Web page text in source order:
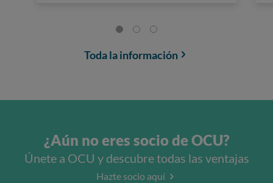
Toda la información
¿Aún no eres socio de OCU?
Únete a OCU y descubre todas las ventajas
Hazte socio aquí